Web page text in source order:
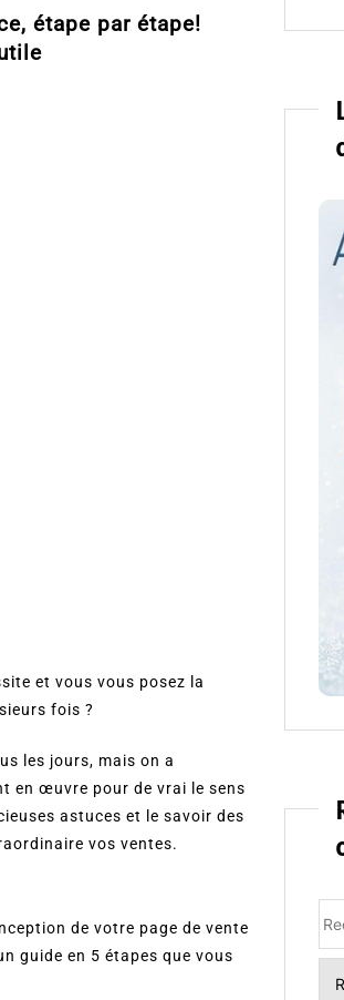
étape par étape!
et vous vous posez la
fois ?
les jours, mais on a
en œuvre pour de vrai le sens
astuces et le savoir des
vos ventes.
de votre page de vente
guide en 5 étapes que vous